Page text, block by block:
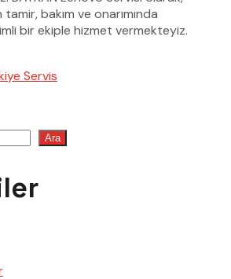
tamir, bakım ve onarımında
bir ekiple hizmet vermekteyiz.
Servis
Ara